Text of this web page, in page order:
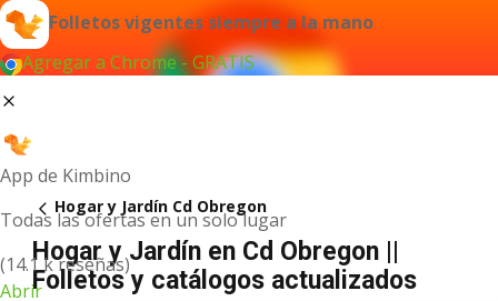
Folletos vigentes siempre a la mano
Agregar a Chrome - GRATIS
App de Kimbino
Todas las ofertas en un solo lugar
(14.1 k reseñas)
Abrir
Hogar y Jardín Cd Obregon
Hogar y Jardín en Cd Obregon ||
Folletos y catálogos actualizados